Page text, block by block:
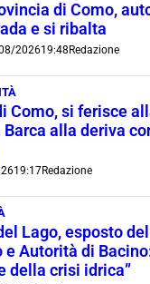
di Como,
e si ribalta
202619:48 Redazione
Como, si ferisce
Barca alla deriva
19:17Redazione
Lago, esposto
e Autorità di
della crisi idrica”